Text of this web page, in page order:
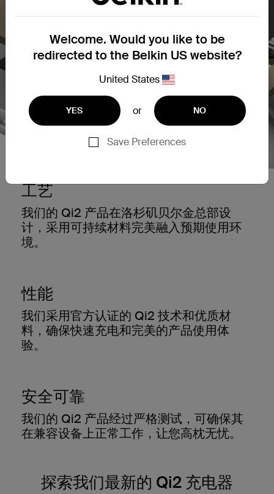
工艺
我们的 Qi2 产品在洛杉矶贝尔金总部设
计，采用可持续材料完美融入预期使用环
境。
性能
我们采用官方认证的 Qi2 技术和优质材
料，确保快速充电和完美的产品使用体
验。
安全可靠
我们的 Qi2 产品经过严格测试，可确保其
在兼容设备上正常工作，让您高枕无忧。
探索我们最新的 Qi2 充电器
Welcome. Would you like to be
redirected to the Belkin US website?
United States
YES or NO
Save Preferences